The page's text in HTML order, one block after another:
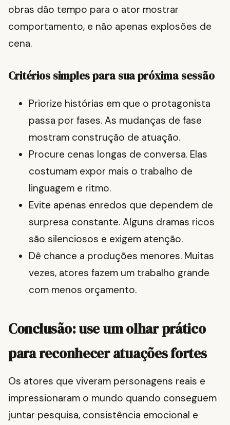
obras dão tempo para o ator mostrar
comportamento, e não apenas explosões de
cena.
Critérios simples para sua próxima sessão
Priorize histórias em que o protagonista
passa por fases. As mudanças de fase
mostram construção de atuação.
Procure cenas longas de conversa. Elas
costumam expor mais o trabalho de
linguagem e ritmo.
Evite apenas enredos que dependem de
surpresa constante. Alguns dramas ricos
são silenciosos e exigem atenção.
Dê chance a produções menores. Muitas
vezes, atores fazem um trabalho grande
com menos orçamento.
Conclusão: use um olhar prático
para reconhecer atuações fortes
Os atores que viveram personagens reais e
impressionaram o mundo quando conseguem
juntar pesquisa, consistência emocional e